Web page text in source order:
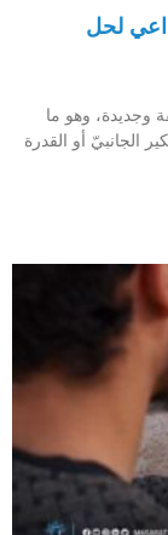
لحل
وجديدة، وهو ما
الجانبيّ أو القدرة